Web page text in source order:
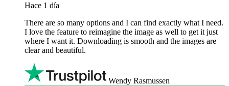
Hace 1 día
There are so many options and I can find exactly what I need.
I love the feature to reimagine the image as well to get it just
where I want it. Downloading is smooth and the images are
clear and beautiful.
Wendy Rasmussen